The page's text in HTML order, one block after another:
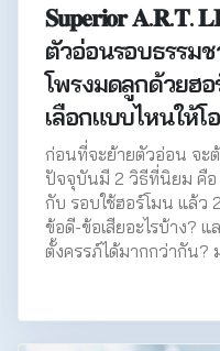
𝐒𝐮𝐩𝐞𝐫𝐢𝐨𝐫 𝐀.𝐑.𝐓.
ตัวอ่อนรอบธรรมช
โพรงมดลูกด้วยฮอ
เลือกแบบไหนให้
ก่อนที่จะย้ายตัวอ่อน จะ
ปัจจุบันมี 2 วิธีที่นิยม คือ
กับ รอบใช้ฮอร์โมน แล้ว
ข้อดี-ข้อเสียอะไรบ้าง?
ตั้งครรภ์ได้มากกว่ากัน?